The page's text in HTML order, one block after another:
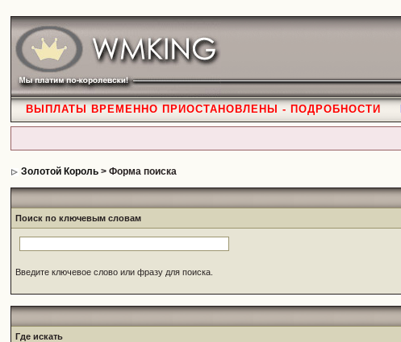
ВЫПЛАТЫ ВРЕМЕННО ПРИОСТАНОВЛЕНЫ - ПОДРОБНОСТИ
Золотой Король > Форма поиска
Поиск по ключевым словам
Введите ключевое слово или фразу для поиска.
Где искать